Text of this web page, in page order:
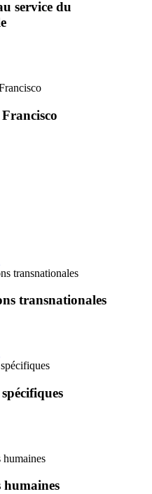
service du
transnationales
transnationales
humaines
humaines